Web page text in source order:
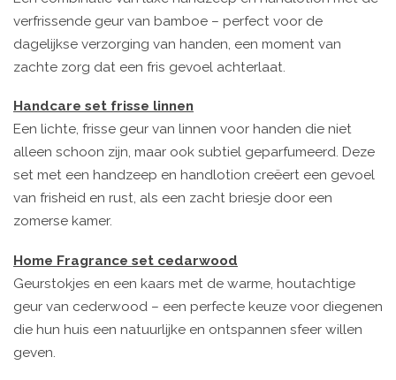
verfrissende geur van bamboe – perfect voor de
dagelijkse verzorging van handen, een moment van
zachte zorg dat een fris gevoel achterlaat.
Handcare set frisse linnen
Een lichte, frisse geur van linnen voor handen die niet
alleen schoon zijn, maar ook subtiel geparfumeerd. Deze
set met een handzeep en handlotion creëert een gevoel
van frisheid en rust, als een zacht briesje door een
zomerse kamer.
Home Fragrance set cedarwood
Geurstokjes en een kaars met de warme, houtachtige
geur van cederwood – een perfecte keuze voor diegenen
die hun huis een natuurlijke en ontspannen sfeer willen
geven.